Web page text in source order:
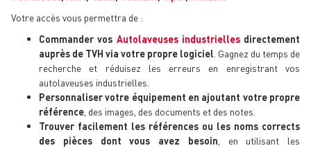
Votre accès vous permettra de :
Commander vos Autolaveuses industriellesdirectement
auprès de TVH via votre propre logiciel . Gagnez du temps de
recherche et réduisez les erreurs en enregistrant vos
autolaveuses industrielles.
Personnaliser votre équipement en ajoutant votre propre
référence , des images, des documents et des notes.
Trouver facilement les références ou les noms corrects
des pièces dont vous avez besoin , en utilisant les